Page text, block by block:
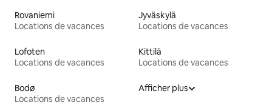
Rovaniemi
Locations de vacances
Jyväskylä
Locations de vacances
Lofoten
Locations de vacances
Kittilä
Locations de vacances
Bodø
Locations de vacances
Afficher plus